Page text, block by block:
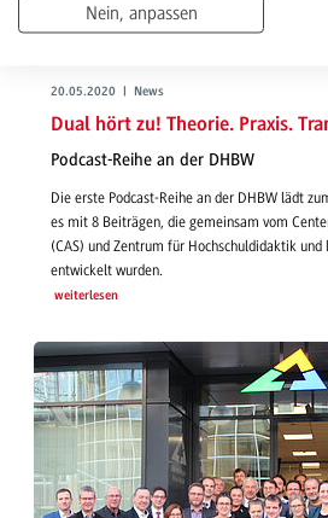
20.05.2020 | News
Dual hört zu! Theorie. Praxis.
Podcast-Reihe an der DHBW
Die erste Podcast-Reihe an der DHBW lädt
es mit 8 Beiträgen, die gemeinsam vom
(CAS) und Zentrum für Hochschuldidaktik und
entwickelt wurden.
weiterlesen
Nein, anpassen